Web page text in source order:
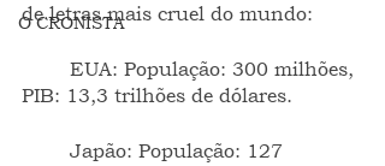
O CRONISTA
de letras mais cruel do mundo:
PIB: 13,3 trilhões de dólares.